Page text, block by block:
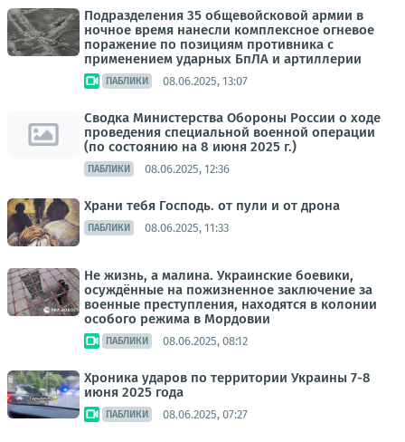
Подразделения 35 общевойсковой армии в
ночное время нанесли комплексное огневое
поражение по позициям противника с
применением ударных БпЛА и артиллерии
ПАБЛИКИ 08.06.2025, 13:07
Сводка Министерства Обороны России о ходе
проведения специальной военной операции
(по состоянию на 8 июня 2025 г.)
ПАБЛИКИ 08.06.2025, 12:36
Храни тебя Господь. от пули и от дрона
ПАБЛИКИ 08.06.2025, 11:33
Не жизнь, а малина. Украинские боевики,
осуждённые на пожизненное заключение за
военные преступления, находятся в колонии
особого режима в Мордовии
ПАБЛИКИ 08.06.2025, 08:12
Хроника ударов по территории Украины 7-8
июня 2025 года
ПАБЛИКИ 08.06.2025, 07:27